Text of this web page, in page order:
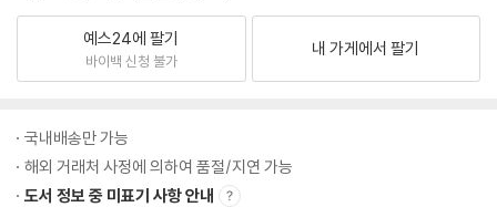
예스24에 팔기
바이백 신청 불가
내 가게에서 팔기
국내배송만 가능
해외 거래처 사정에 의하여 품절/지연 가능
도서 정보 중 미표기 사항 안내